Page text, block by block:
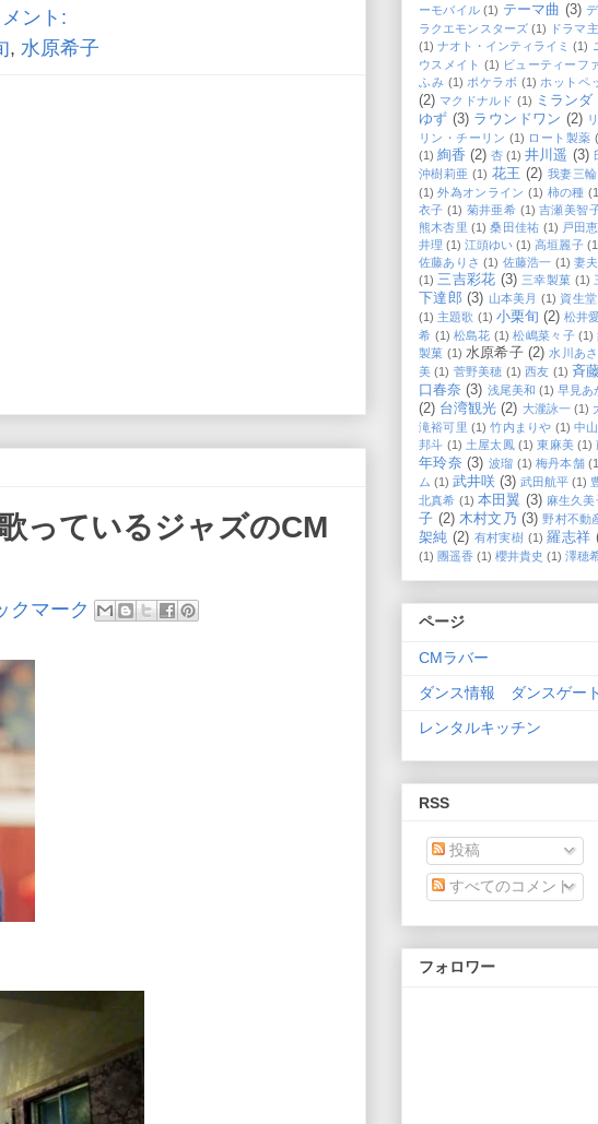
ント:
, 水原希子
っているジャズのCM
ーモバイル (1) テーマ曲 (3)
ラクエモンスターズ (1) ドラマ
(1) ナオト・インティライミ (1)
ウスメイト (1) ビューティーフ
ふみ (1) ポケラボ (1) ホットペ
(2) マクドナルド (1) ミランダ
ゆず (3) ラウンドワン (2)
リン・チーリン (1) ロート製薬
(1) 絢香 (2) 杏 (1) 井川遥 (3)
沖樹莉亜 (1) 花王 (2) 我妻三
(1) 外為オンライン (1) 柿の種
衣子 (1) 菊井亜希 (1) 吉瀬美智
熊木杏里 (1) 桑田佳祐 (1) 戸田
井理 (1) 江頭ゆい (1) 高垣麗子
佐藤ありさ (1) 佐藤浩一 (1) 妻
(1) 三吉彩花 (3) 三幸製菓 (1)
下達郎 (3) 山本美月 (1) 資生堂
(1) 主題歌 (1) 小栗旬 (2) 松井
希 (1) 松島花 (1) 松嶋菜々子 (1)
製菓 (1) 水原希子 (2) 水川あ
美 (1) 菅野美穂 (1) 西友 (1) 斉
口春奈 (3) 浅尾美和 (1) 早見あ
(2) 台湾観光 (2) 大瀧詠一 (1)
滝裕可里 (1) 竹内まりや (1) 中
邦斗 (1) 土屋太鳳 (1) 東麻美 (1)
年玲奈 (3) 波瑠 (1) 梅丹本舗
ム (1) 武井咲 (3) 武田航平 (1)
北真希 (1) 本田翼 (3) 麻生久美
子 (2) 木村文乃 (3) 野村不動
架純 (2) 有村実樹 (1) 羅志祥
(1) 團遥香 (1) 櫻井貴史 (1) 澤穂
ページ
CMラバー
ダンス情報 ダンスゲート
レンタルキッチン
RSS
投稿
すべてのコメント
フォロワー